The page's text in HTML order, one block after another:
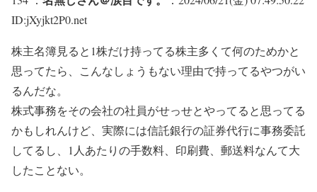
ID:jXyjkt2P0.net
株主名簿見ると1株だけ持ってる株主多くて何のためかと
思ってたら、こんなしょうもない理由で持ってるやつがい
るんだな。
株式事務をその会社の社員がせっせとやってると思ってる
かもしれんけど、実際には信託銀行の証券代行に事務委託
してるし、1人あたりの手数料、印刷費、郵送料なんて大
したことない。